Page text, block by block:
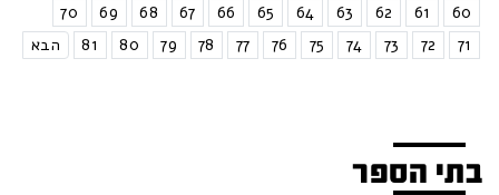
60
61
62
63
64
65
66
67
68
69
70
71
72
73
74
75
76
77
78
79
80
81 הבא
בתי הספר